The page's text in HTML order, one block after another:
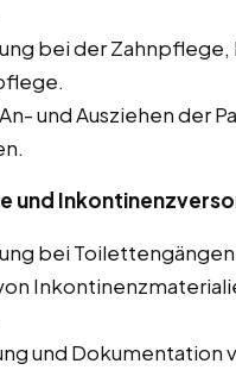
bei der Zahnpflege,
und Ausziehen der
und
bei
und Dokumentation